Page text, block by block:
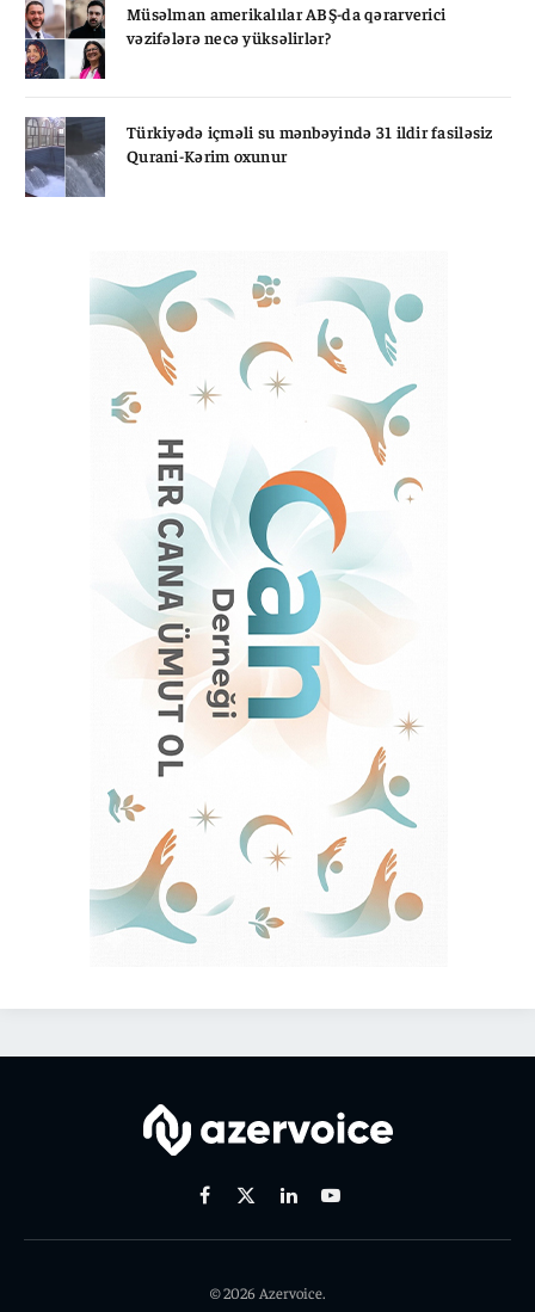
Müsəlman amerikalılar ABŞ-da qərarverici
vəzifələrə necə yüksəlirlər?
Türkiyədə içməli su mənbəyində 31 ildir fasiləsiz
Qurani-Kərim oxunur
Facebook
X
LinkedinYoutube
© 2026 Azervoice.